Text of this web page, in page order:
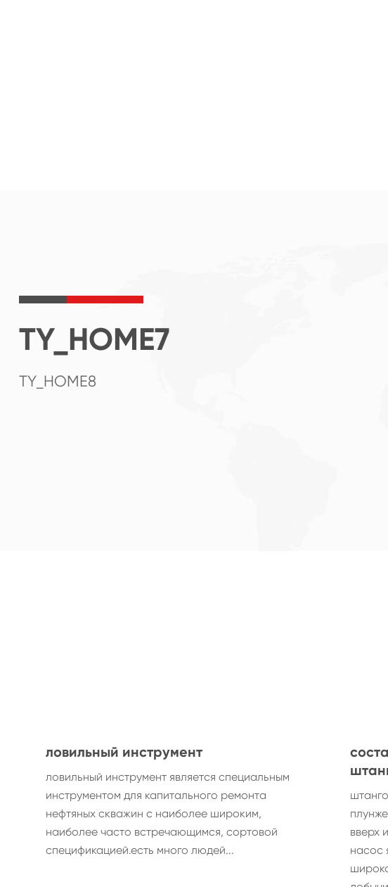
TY_HOME7
TY_HOME8
ловильный инструмент
ловильный инструмент является специальным
инструментом для капитального ремонта
нефтяных скважин с наиболее широким,
наиболее часто встречающимся, сортовой
спецификацией.есть много людей...
вверх
насос